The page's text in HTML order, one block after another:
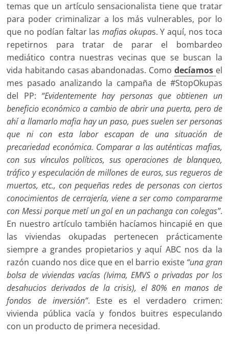
temas que un artículo sensacionalista tiene que tratar
para poder criminalizar a los más vulnerables, por lo
que no podían faltar las mafias okupas. Y aquí, nos toca
repetirnos para tratar de parar el bombardeo
mediático contra nuestras vecinas que se buscan la
vida habitando casas abandonadas. Como decíamos el
mes pasado analizando la campaña de #StopOkupas
del PP: “Evidentemente hay personas que obtienen un
beneficio económico a cambio de abrir una puerta, pero de
ahí a llamarlo mafia hay un paso, pues suelen ser personas
que ni con esta labor escapan de una situación de
precariedad económica. Comparar a las auténticas mafias,
con sus vínculos políticos, sus operaciones de blanqueo,
tráfico y especulación de millones de euros, sus regueros de
muertos, etc., con pequeñas redes de personas con ciertos
conocimientos de cerrajería, viene a ser como compararme
con Messi porque metí un gol en un pachanga con colegas”.
En nuestro artículo también hacíamos hincapié en que
las viviendas okupadas pertenecen prácticamente
siempre a grandes propietarios y aquí ABC nos da la
razón cuando nos dice que en el barrio existe “una gran
bolsa de viviendas vacías (Ivima, EMVS o privadas por los
desahucios derivados de la crisis), el 80% en manos de
fondos de inversión”. Este es el verdadero crimen:
vivienda pública vacía y fondos buitres especulando
con un producto de primera necesidad.